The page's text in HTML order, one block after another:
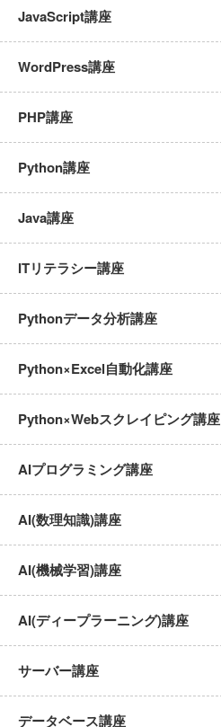
JavaScript講座
WordPress講座
PHP講座
Python講座
Java講座
ITリテラシー講座
Pythonデータ分析講座
Python×Excel自動化講座
Python×Webスクレイピング講座
AIプログラミング講座
AI(数理知識)講座
AI(機械学習)講座
AI(ディープラーニング)講座
サーバー講座
データベース講座